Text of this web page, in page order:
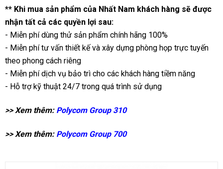
** Khi mua sản phẩm của Nhất Nam khách hàng sẽ được
nhận tất cả các quyền lợi sau:
- Miễn phí dùng thử sản phẩm chính hãng 100%
- Miễn phí tư vấn thiết kế và xây dựng phòng họp trực tuyến
theo phong cách riêng
- Miễn phí dịch vụ bảo trì cho các khách hàng tiềm năng
- Hỗ trợ kỹ thuật 24/7 trong quá trình sử dụng
>> Xem thêm: Polycom Group 310
>> Xem thêm: Polycom Group 700